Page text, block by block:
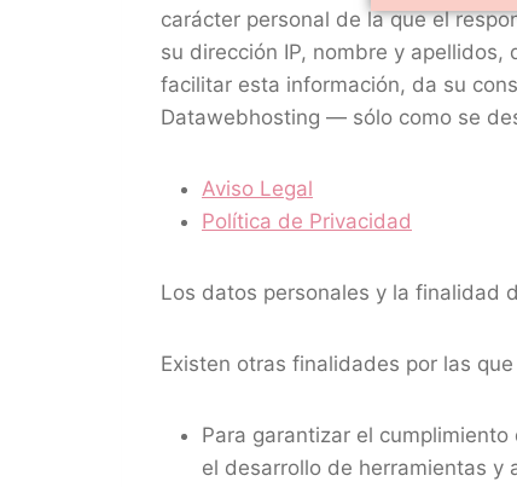
carácter personal de la que el
su dirección IP, nombre y
facilitar esta información, da su
Datawebhosting — sólo como se
Aviso Legal
Política de Privacidad
Los datos personales y la finalidad
Existen otras finalidades por las
Para garantizar el
el desarrollo de herramientas y